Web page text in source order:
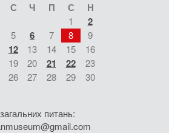
С Ч П С Н
1 2
5 6 7 8
9
12 13 14 15
16
19 20 21 22
23
26 27 28 29
30
загальних питань: